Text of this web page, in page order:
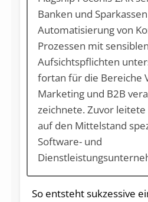
Banken und
Automatisierung von
Prozessen mit sensiblen
Aufsichtspflichten
fortan für die Bereiche
Marketing und B2B
zeichnete. Zuvor
auf den Mittelstand
Software- und
So entsteht sukzessive